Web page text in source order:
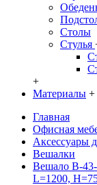
Столы
Стулья
+
Материалы +
Главная
Офисная
Аксессуары
Вешалки
Вешало B-43-
L=1200,